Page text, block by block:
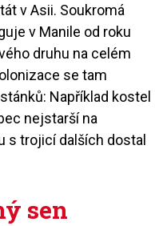
v Asii. Soukromá
v Manile od roku
druhu na celém
se tam
Například kostel
nejstarší na
s trojicí dalších dostal
sen